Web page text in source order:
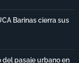
Barinas cierra sus
pasaje urbano en